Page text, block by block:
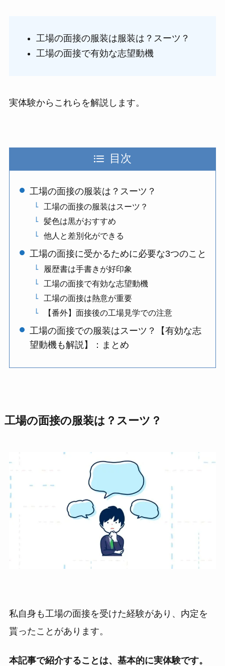
工場の面接の服装は服装は？スーツ？
工場の面接で有効な志望動機
実体験からこれらを解説します。
目次
工場の面接の服装は？スーツ？
工場の面接の服装はスーツ？
髪色は黒がおすすめ
他人と差別化ができる
工場の面接に受かるために必要な3つのこと
履歴書は手書きが好印象
工場の面接で有効な志望動機
工場の面接は熱意が重要
【番外】面接後の工場見学での注意
工場の面接での服装はスーツ？【有効な志
望動機も解説】：まとめ
工場の面接の服装は？スーツ？
私自身も工場の面接を受けた経験があり、内定を
貰ったことがあります。
本記事で紹介することは、基本的に実体験です。